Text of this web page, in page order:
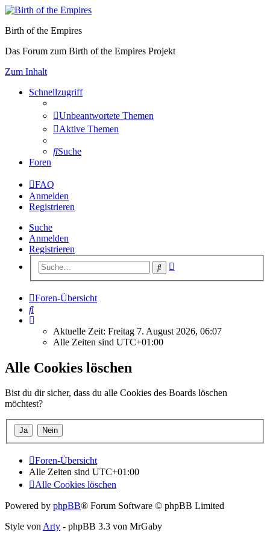
Birth of the Empires
Das Forum zum Birth of the Empires Projekt
Zum Inhalt
Schnellzugriff
Unbeantwortete Themen
Aktive Themen
Suche
Foren
FAQ
Anmelden
Registrieren
Suche
Anmelden
Registrieren
Suche
Foren-Übersicht
Suche
Aktuelle Zeit: Freitag 7. August 2026, 06:07
Alle Zeiten sind UTC+01:00
Alle Cookies löschen
Bist du dir sicher, dass du alle Cookies des Boards löschen
möchtest?
Foren-Übersicht
Alle Zeiten sind UTC+01:00
Alle Cookies löschen
Powered by phpBB® Forum Software © phpBB Limited
Style von Arty - phpBB 3.3 von MrGaby